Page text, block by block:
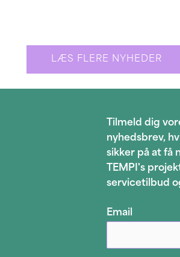
LÆS FLERE NYHEDER
Tilmeld dig
nyhedsbrev,
sikker på at få
TEMPI's
servicetilbud
Email